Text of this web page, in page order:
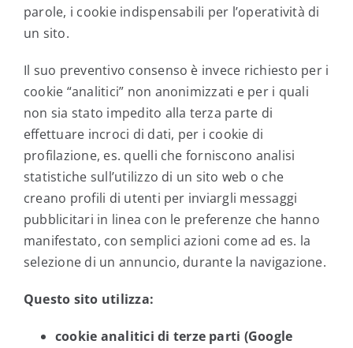
parole, i cookie indispensabili per l’operatività di
un sito.
Il suo preventivo consenso è invece richiesto per i
cookie “analitici” non anonimizzati e per i quali
non sia stato impedito alla terza parte di
effettuare incroci di dati, per i cookie di
profilazione, es. quelli che forniscono analisi
statistiche sull’utilizzo di un sito web o che
creano profili di utenti per inviargli messaggi
pubblicitari in linea con le preferenze che hanno
manifestato, con semplici azioni come ad es. la
selezione di un annuncio, durante la navigazione.
Questo sito utilizza:
cookie analitici di terze parti (Google